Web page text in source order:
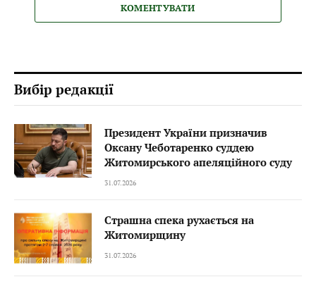
КОМЕНТУВАТИ
Вибір редакції
Президент України призначив
Оксану Чеботаренко суддею
Житомирського апеляційного суду
31.07.2026
Страшна спека рухається на
Житомирщину
31.07.2026